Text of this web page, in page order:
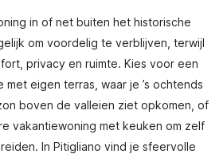
in of net buiten het historische
om voordelig te verblijven, terwijl
privacy en ruimte. Kies voor een
met eigen terras, waar je ’s ochtends
boven de valleien ziet opkomen, of
vakantiewoning met keuken om zelf
In Pitigliano vind je sfeervolle